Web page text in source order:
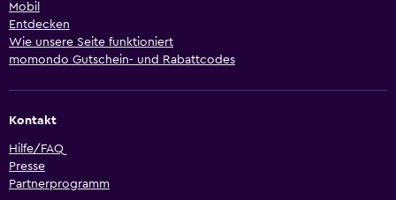
Mobil
Entdecken
Wie unsere Seite funktioniert
momondo Gutschein- und Rabattcodes
Kontakt
Hilfe/FAQ
Presse
Partnerprogramm